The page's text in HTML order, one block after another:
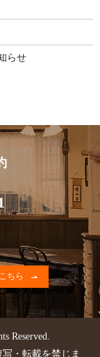
らせ
ちら
Reserved.
・転載を禁じま